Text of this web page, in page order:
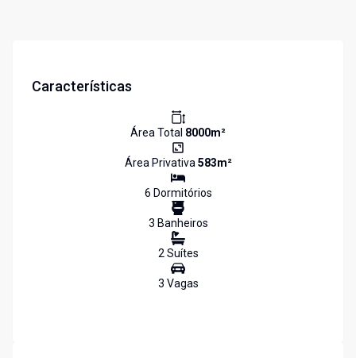
Características
Área Total 8000m²
Área Privativa583m²
6 Dormitórios
3 Banheiros
2Suítes
3 Vagas